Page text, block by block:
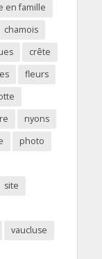
en famille
chamois
crête
fleurs
nyons
photo
site
vaucluse